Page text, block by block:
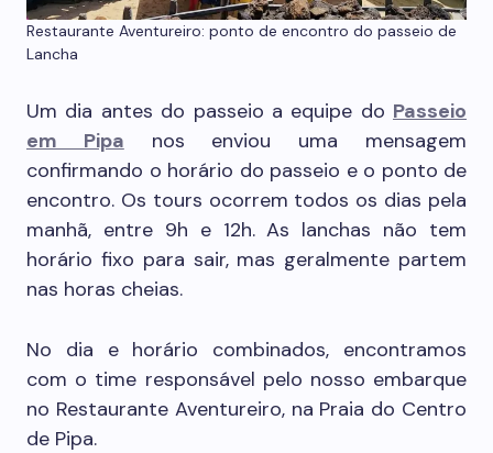
Restaurante Aventureiro: ponto de encontro do passeio de
Lancha
Um dia antes do passeio a equipe do Passeio
em Pipa nos enviou uma mensagem
confirmando o horário do passeio e o ponto de
encontro. Os tours ocorrem todos os dias pela
manhã, entre 9h e 12h. As lanchas não tem
horário fixo para sair, mas geralmente partem
nas horas cheias.
No dia e horário combinados, encontramos
com o time responsável pelo nosso embarque
no Restaurante Aventureiro, na Praia do Centro
de Pipa.